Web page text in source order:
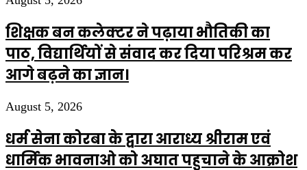
शिक्षक बन कलेक्टर ने पढ़ाया भौतिकी का
पाठ, विद्यार्थियों से संवाद कर दिया परिश्रम कर
आगे बढ़ने का ज्ञान।
August 5, 2026
धर्म सेना कोरबा के द्वारा आराध्य श्रीराम एवं
धार्मिक भावनाओ को अघात पहुचाने के आक्रोश